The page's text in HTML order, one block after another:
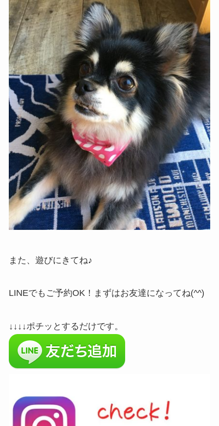
また、遊びにきてね♪
LINEでもご予約OK！まずはお友達になってね(^^)
↓↓↓↓ポチッとするだけです。